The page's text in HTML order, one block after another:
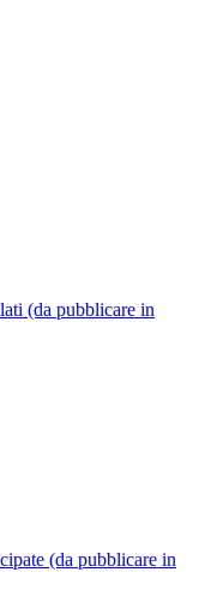
(da pubblicare in
(da pubblicare in